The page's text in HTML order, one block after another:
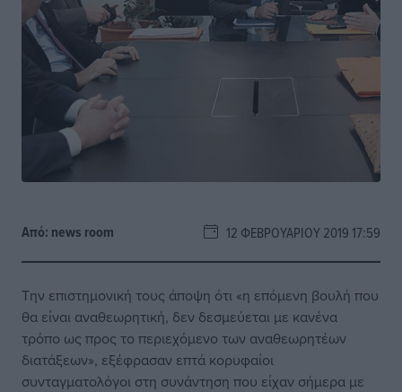
Από: news room 12 ΦΕΒΡΟΥΑΡΊΟΥ 2019 17:59
Την επιστημονική τους άποψη ότι «η επόμενη βουλή που
θα είναι αναθεωρητική, δεν δεσμεύεται με κανένα
τρόπο ως προς το περιεχόμενο των αναθεωρητέων
διατάξεων», εξέφρασαν επτά κορυφαίοι
συνταγματολόγοι στη συνάντηση που είχαν σήμερα με